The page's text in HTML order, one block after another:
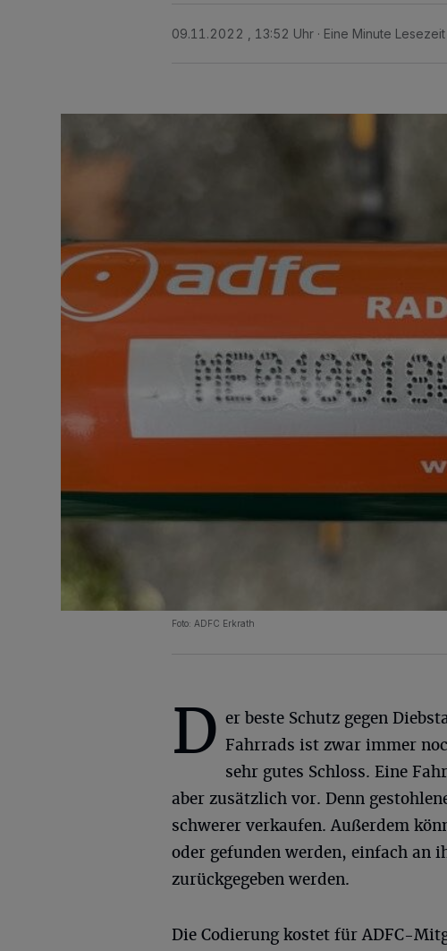
09.11.2022 , 13:52 Uhr Eine Minute Lesezeit
Foto: ADFC Erkrath
D er beste Schutz gegen
Fahrrads ist zwar immer
sehr gutes Schloss. Eine
aber zusätzlich vor. Denn
schwerer verkaufen. Außerdem
oder gefunden werden, einfach an
zurückgegeben werden.
Die Codierung kostet für ADFC-